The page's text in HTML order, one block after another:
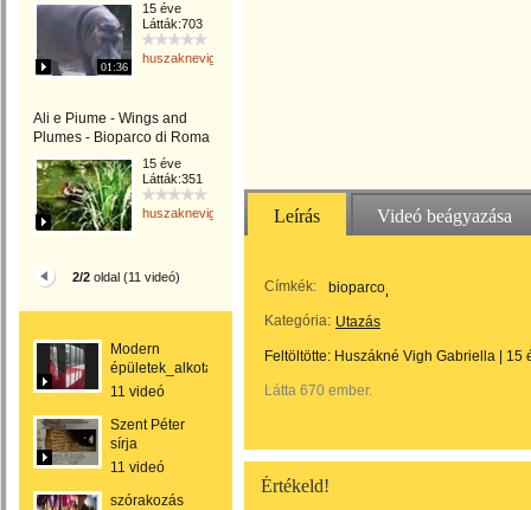
01:36
15 éve
Látták:703
huszaknevighgabriella
Ali e Piume - Wings and
Plumes - Bioparco di Roma
15 éve
Látták:351
huszaknevighgabriella
2/2oldal (11 videó)
Modern
épületek_alkotások
11 videó
Szent Péter
sírja
11 videó
szórakozás
Leírás Videó beágyazása
Címkék:
bioparco
Kategória: Utazás
Feltöltötte: Huszákné Vigh Gabriella 15
Látta 670 ember.
Értékeld!